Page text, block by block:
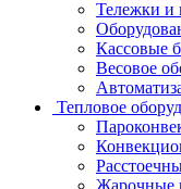
Тележки и
Кассовые
Весовое
Тепловое
Жарочные